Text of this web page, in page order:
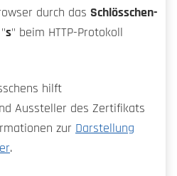
durch das Schlösschen-
s" beim HTTP-Protokoll
hilft
Aussteller des Zertifikats
zur Darstellung
.